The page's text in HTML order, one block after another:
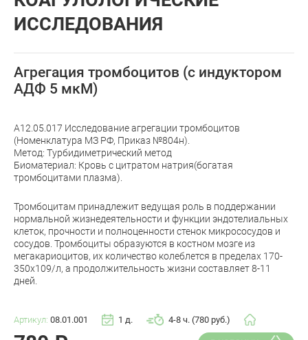
ИССЛЕДОВАНИЯ
Агрегация тромбоцитов (с индуктором
АДФ 5 мкМ)
A12.05.017 Исследование агрегации тромбоцитов
(Номенклатура МЗ РФ, Приказ №804н).
Метод: Турбидиметрический метод
Биоматериал: Кровь с цитратом натрия(богатая
тромбоцитами плазма).
Тромбоцитам принадлежит ведущая роль в поддержании
нормальной жизнедеятельности и функции эндотелиальных
клеток, прочности и полноценности стенок микрососудов и
сосудов. Тромбоциты образуются в костном мозге из
мегакариоцитов, их количество колеблется в пределах 170-
350х109/л, а продолжительность жизни составляет 8-11
дней.
Артикул: 08.01.001 1 д. 4-8 ч. (780 руб.)